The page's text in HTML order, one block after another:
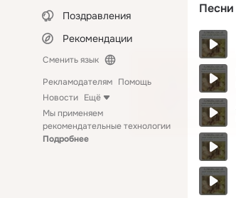
Поздравления
Рекомендации
Сменить язык
Рекламодателям Помощь
Новости Ещё
Мы применяем
рекомендательные технологии
Подробнее
Песни